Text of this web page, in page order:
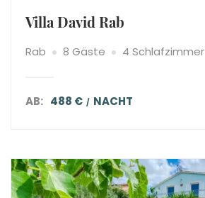
Villa David Rab
Rab 8 Gäste 4 Schlafzimmer
AB: 488 € NACHT